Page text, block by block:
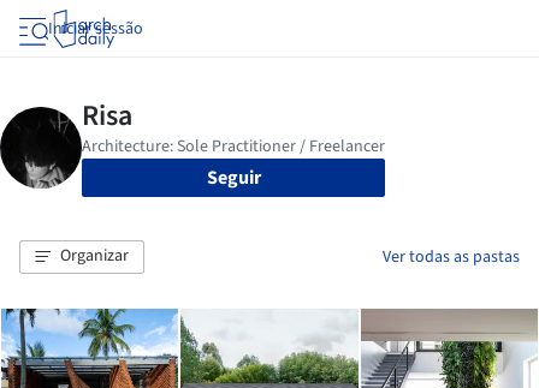
Iniciar sessão
Seguir
Organizar Ver todas as pastas